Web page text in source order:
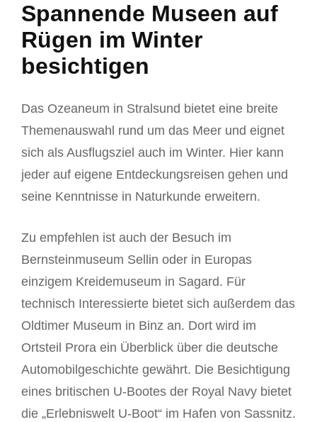
Spannende Museen auf
Rügen im Winter
besichtigen
Das Ozeaneum in Stralsund bietet eine breite
Themenauswahl rund um das Meer und eignet
sich als Ausflugsziel auch im Winter. Hier kann
jeder auf eigene Entdeckungsreisen gehen und
seine Kenntnisse in Naturkunde erweitern.
Zu empfehlen ist auch der Besuch im
Bernsteinmuseum Sellin oder in Europas
einzigem Kreidemuseum in Sagard. Für
technisch Interessierte bietet sich außerdem das
Oldtimer Museum in Binz an. Dort wird im
Ortsteil Prora ein Überblick über die deutsche
Automobilgeschichte gewährt. Die Besichtigung
eines britischen U-Bootes der Royal Navy bietet
die „Erlebniswelt U-Boot“ im Hafen von Sassnitz.